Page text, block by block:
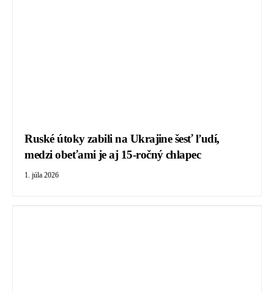
Ruské útoky zabili na Ukrajine šesť ľudí,
medzi obeťami je aj 15-ročný chlapec
1. júla 2026